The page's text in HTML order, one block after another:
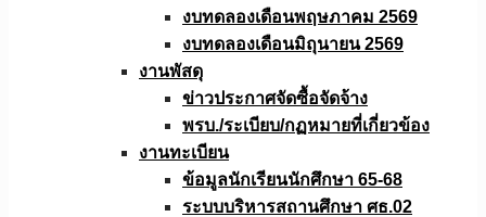
งบทดลองเดือนพฤษภาคม 2569
งบทดลองเดือนมิถุนายน 2569
งานพัสดุ
ข่าวประกาศจัดซื้อจัดจ้าง
พรบ./ระเบียบ/กฏหมายที่เกี่ยวข้อง
งานทะเบียน
ข้อมูลนักเรียนนักศึกษา 65-68
ระบบบริหารสถานศึกษา ศธ.02